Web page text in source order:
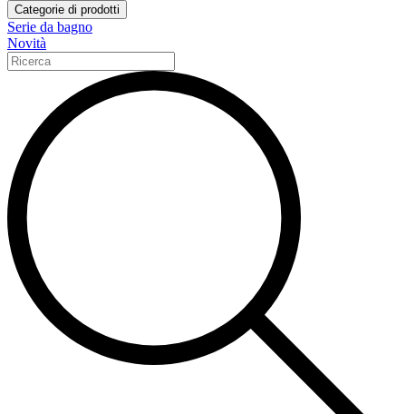
Categorie di prodotti
Serie da bagno
Novità